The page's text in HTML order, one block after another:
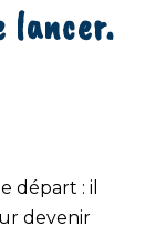
lancer.
départ : il
devenir